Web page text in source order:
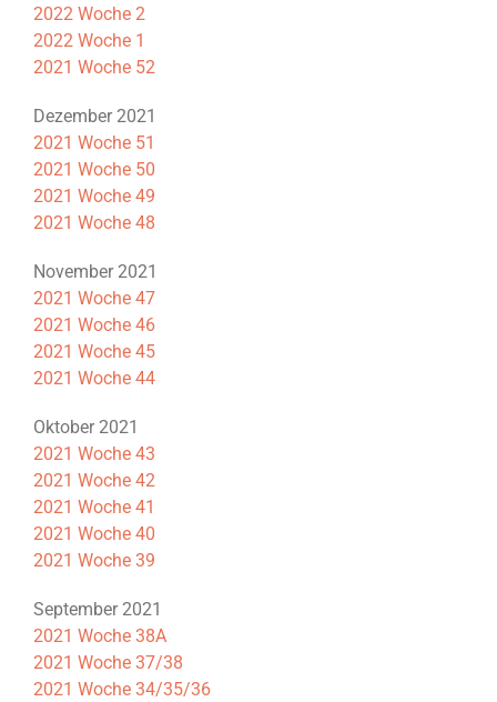
2022 Woche 2
2022 Woche 1
2021 Woche 52
Dezember 2021
2021 Woche 51
2021 Woche 50
2021 Woche 49
2021 Woche 48
November 2021
2021 Woche 47
2021 Woche 46
2021 Woche 45
2021 Woche 44
Oktober 2021
2021 Woche 43
2021 Woche 42
2021 Woche 41
2021 Woche 40
2021 Woche 39
September 2021
2021 Woche 38A
2021 Woche 37/38
2021 Woche 34/35/36